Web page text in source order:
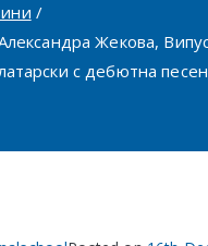
Жекова,
с дебютна песен